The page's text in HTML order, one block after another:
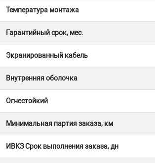
Температура монтажа
Гарантийный срок, мес.
Экранированный кабель
Внутренняя оболочка
Огнестойкий
Минимальная партия заказа, км
ИВКЗ Срок выполнения заказа, дн